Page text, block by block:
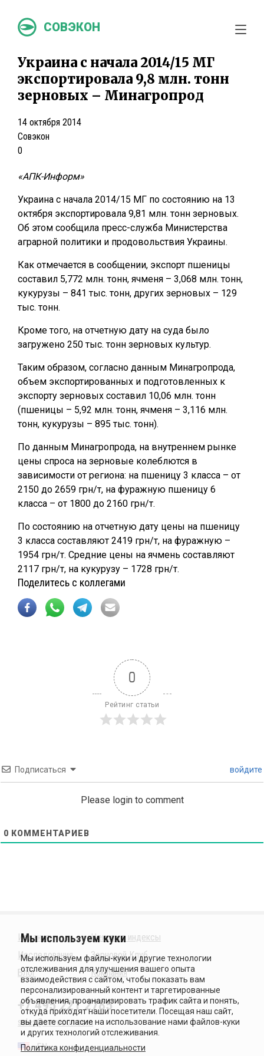
СОВЭКОН
Украина с начала 2014/15 МГ
экспортировала 9,8 млн. тонн
зерновых – Минагропрод
14 октября 2014
Совэкон
0
«АПК-Информ»
Украина с начала 2014/15 МГ по состоянию на 13
октября экспортировала 9,81 млн. тонн зерновых.
Об этом сообщила пресс-служба Министерства
аграрной политики и продовольствия Украины.
Как отмечается в сообщении, экспорт пшеницы
составил 5,772 млн. тонн, ячменя – 3,068 млн. тонн,
кукурузы – 841 тыс. тонн, других зерновых – 129
тыс. тонн.
Кроме того, на отчетную дату на суда было
загружено 250 тыс. тонн зерновых культур.
Таким образом, согласно данным Минагропрода,
объем экспортированных и подготовленных к
экспорту зерновых составил 10,06 млн. тонн
(пшеницы – 5,92 млн. тонн, ячменя – 3,116 млн.
тонн, кукурузы – 895 тыс. тонн).
По данным Минагропрода, на внутреннем рынке
цены спроса на зерновые колеблются в
зависимости от региона: на пшеницу 3 класса – от
2150 до 2659 грн/т, на фуражную пшеницу 6
класса – от 1800 до 2160 грн/т.
По состоянию на отчетную дату цены на пшеницу
3 класса составляют 2419 грн/т, на фуражную –
1954 грн/т. Средние цены на ячмень составляют
2117 грн/т, на кукурузу – 1728 грн/т.
Поделитесь с коллегами
0
Рейтинг статьи
Подписаться войдите
Please login to comment
0 КОММЕНТАРИЕВ
Издания
Исследования
Блог
Ценовые индексы
Зерновой Клуб
Компания
+7 495 221 2785
sales@sovecon.com
EN
Политика конфиденциальности